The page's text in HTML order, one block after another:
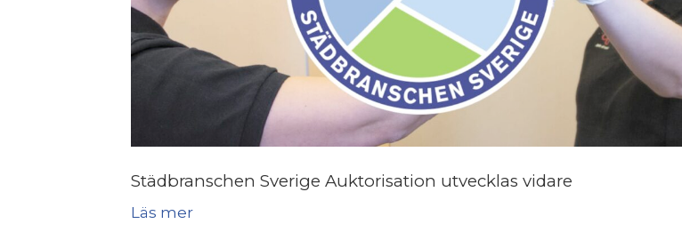
Städbranschen Sverige Auktorisation utvecklas vidare
Läs mer